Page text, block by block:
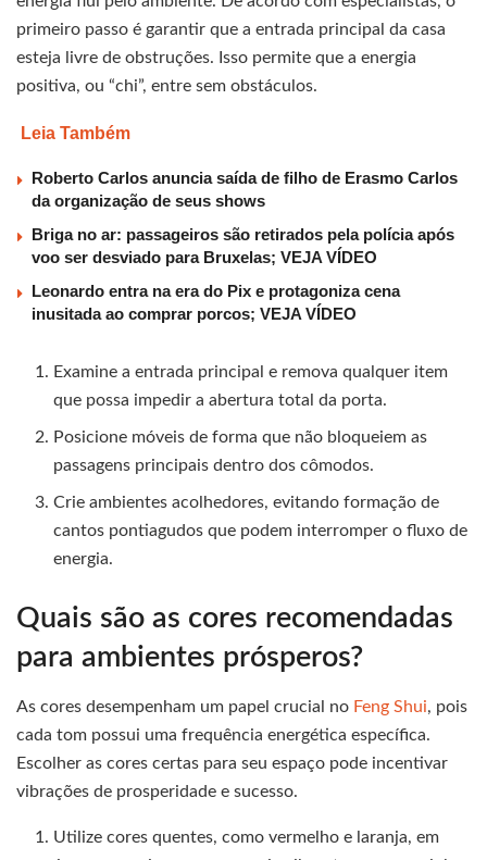
primeiro passo é garantir que a entrada principal da casa
esteja livre de obstruções. Isso permite que a energia
positiva, ou “chi”, entre sem obstáculos.
Leia Também
Roberto Carlos anuncia saída de filho de Erasmo Carlos
da organização de seus shows
Briga no ar: passageiros são retirados pela polícia após
voo ser desviado para Bruxelas; VEJA VÍDEO
Leonardo entra na era do Pix e protagoniza cena
inusitada ao comprar porcos; VEJA VÍDEO
Examine a entrada principal e remova qualquer item
que possa impedir a abertura total da porta.
Posicione móveis de forma que não bloqueiem as
passagens principais dentro dos cômodos.
Crie ambientes acolhedores, evitando formação de
cantos pontiagudos que podem interromper o fluxo de
energia.
Quais são as cores recomendadas
para ambientes prósperos?
As cores desempenham um papel crucial no Feng Shui, pois
cada tom possui uma frequência energética específica.
Escolher as cores certas para seu espaço pode incentivar
vibrações de prosperidade e sucesso.
Utilize cores quentes, como vermelho e laranja, em